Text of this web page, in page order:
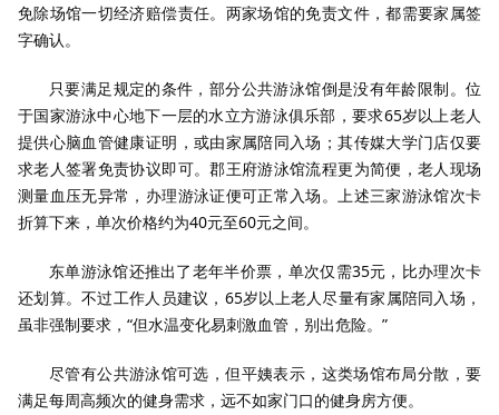
免除场馆一切经济赔偿责任。两家场馆的免责文件，都需要家属签
字确认。
只要满足规定的条件，部分公共游泳馆倒是没有年龄限制。位
于国家游泳中心地下一层的水立方游泳俱乐部，要求65岁以上老人
提供心脑血管健康证明，或由家属陪同入场；其传媒大学门店仅要
求老人签署免责协议即可。郡王府游泳馆流程更为简便，老人现场
测量血压无异常，办理游泳证便可正常入场。上述三家游泳馆次卡
折算下来，单次价格约为40元至60元之间。
东单游泳馆还推出了老年半价票，单次仅需35元，比办理次卡
还划算。不过工作人员建议，65岁以上老人尽量有家属陪同入场，
虽非强制要求，“但水温变化易刺激血管，别出危险。”
尽管有公共游泳馆可选，但平姨表示，这类场馆布局分散，要
满足每周高频次的健身需求，远不如家门口的健身房方便。